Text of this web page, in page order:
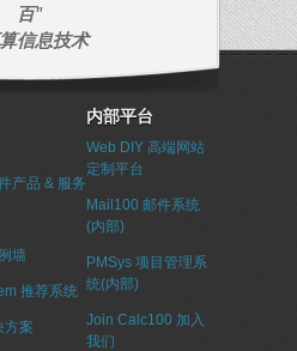
百"
信息技术
产品 & 服务
墙
推荐系统
方案
内部平台
Web DIY 高端网站
定制平台
Mail100 邮件系统
(内部)
PMSys 项目管理系
统(内部)
Join Calc100 加入
我们